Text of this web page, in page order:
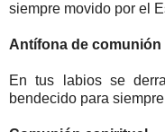
siempre movido por el
Antífona de comunión
En tus labios se
bendecido para